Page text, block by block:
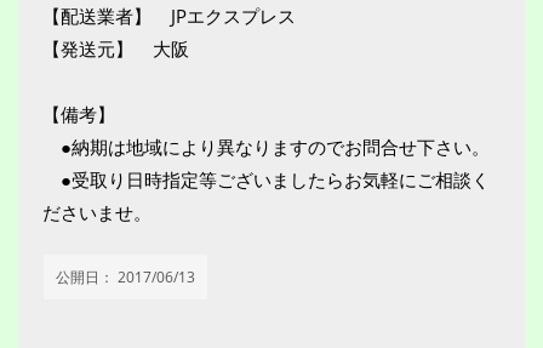
【配送業者】 JPエクスプレス
【発送元】 大阪
【備考】
●納期は地域により異なりますのでお問合せ下さい。
●受取り日時指定等ございましたらお気軽にご相談く
ださいませ。
公開日： 2017/06/13